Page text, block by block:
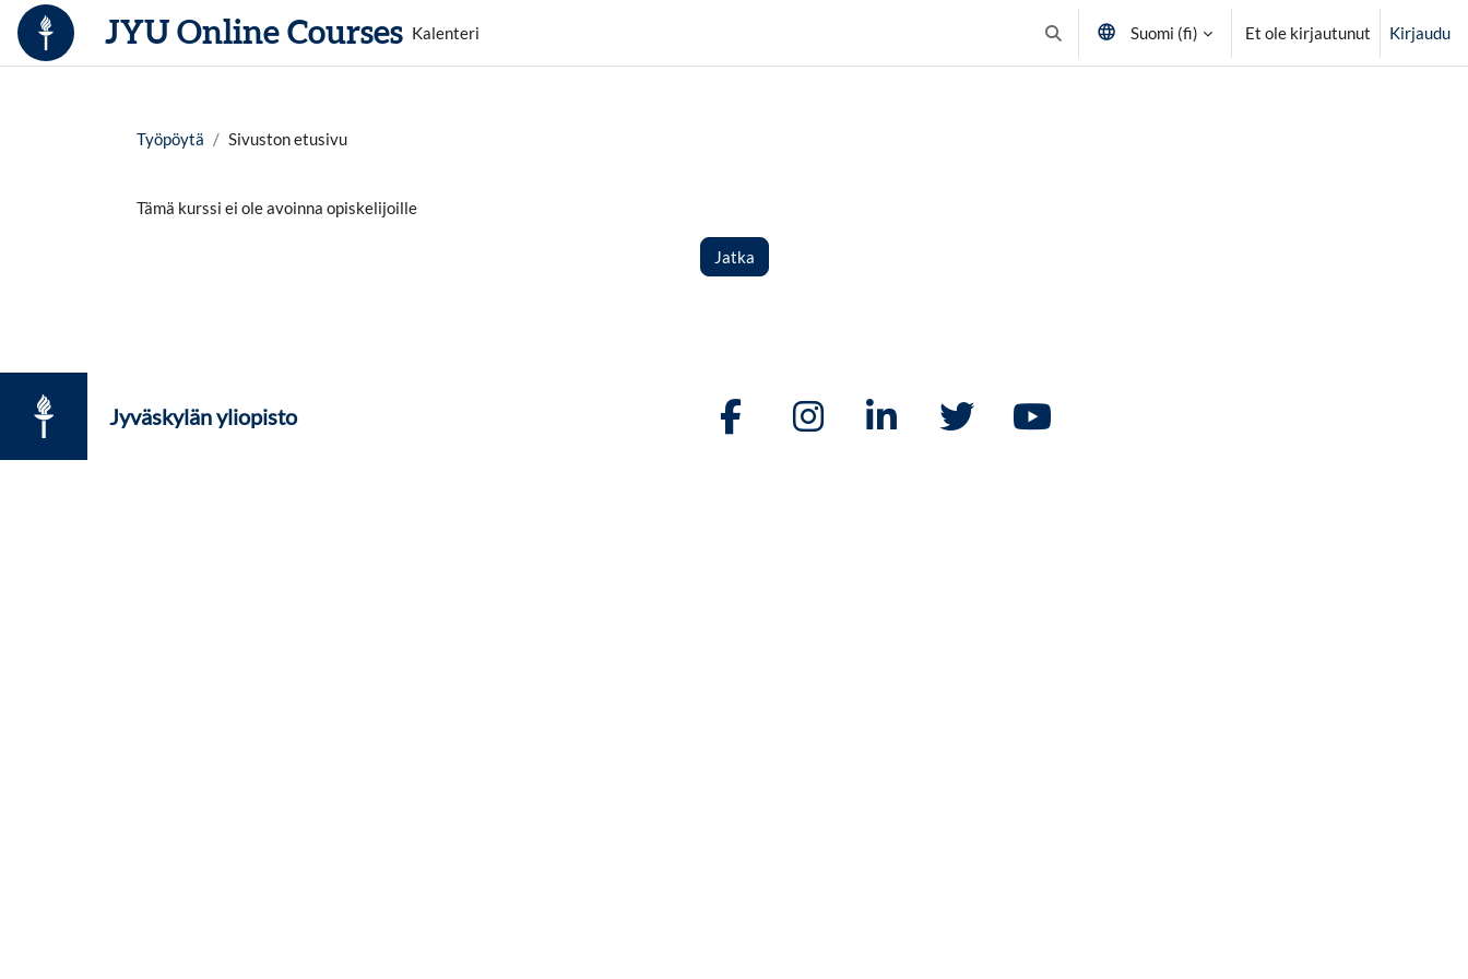
Siirry pääsisältöön
JYU Online Courses Kalenteri
Vaihda hakusyöttöä
Suomi ‎(fi)‎ Et ole kirjautunut Kirjaudu
Työpöytä Sivuston etusivu
Tämä kurssi ei ole avoinna opiskelijoille
Jatka
Jyväskylän yliopisto